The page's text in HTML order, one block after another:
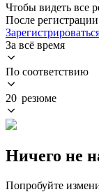
Чтобы видеть все
После
За всё время
По соответствию
20 резюме
Ничего не
Попробуйте